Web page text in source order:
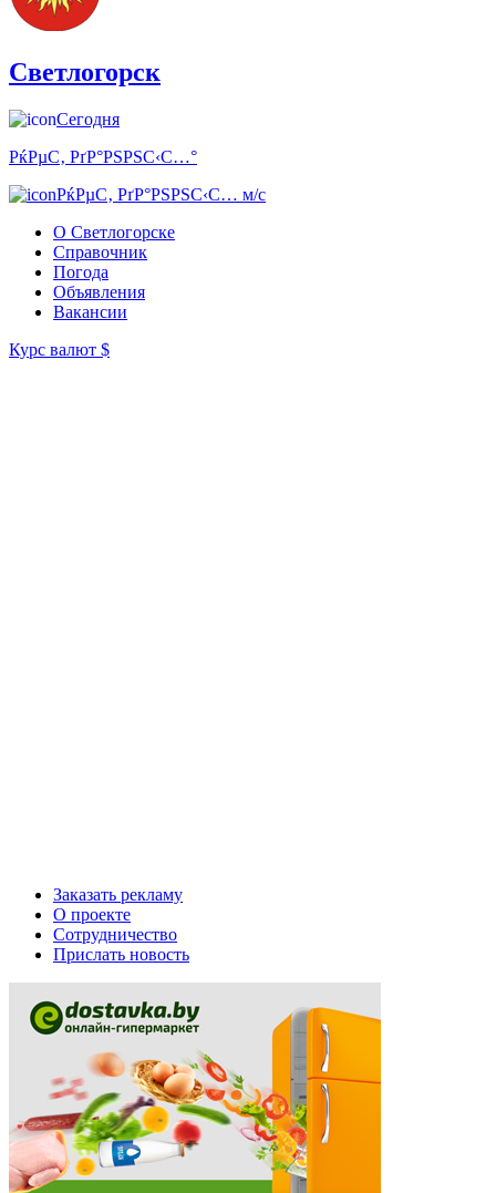
Светлогорск
Сегодня
РќРµС‚ РґР°РЅРЅС‹С…°
РќРµС‚ РґР°РЅРЅС‹С… м/с
О Светлогорске
Справочник
Погода
Объявления
Вакансии
Курс валют $
Заказать рекламу
О проекте
Сотрудничество
Прислать новость